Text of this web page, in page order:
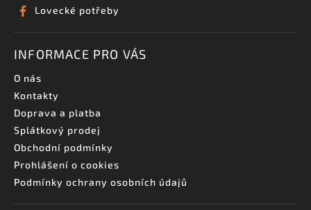
Lovecké potřeby
INFORMACE PRO VÁS
O nás
Kontakty
Doprava a platba
Splátkový prodej
Obchodní podmínky
Prohlášení o cookies
Podmínky ochrany osobních údajů